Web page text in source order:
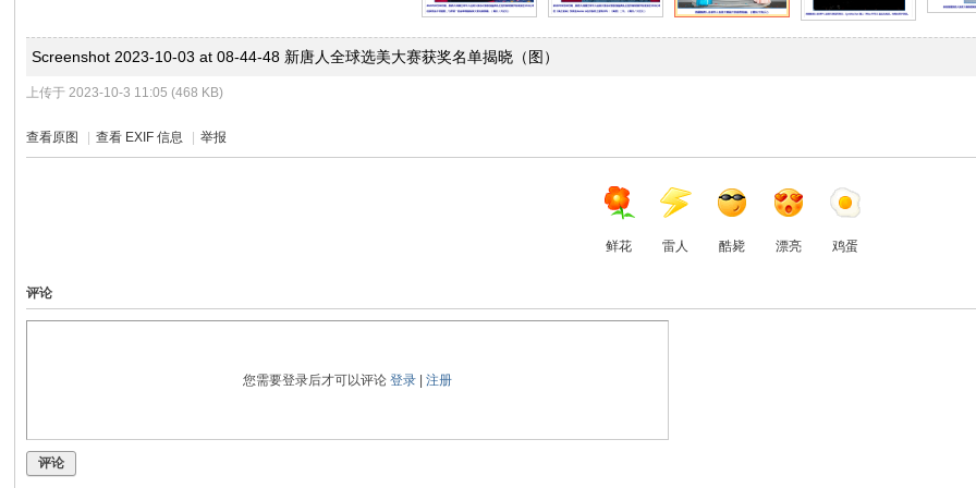
Screenshot 2023-10-03 at 08-44-48 新唐人全球选美大赛获奖名单揭晓（图）
上传于 2023-10-3 11:05 (468 KB)
查看原图 | 查看 EXIF 信息 | 举报
鲜花 雷人 酷毙 漂亮 鸡蛋
评论
您需要登录后才可以评论登录 |注册
评论